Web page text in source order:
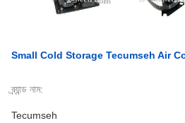
Small Cold Storage Tecumseh Air
ব্র্যান্ড নাম:
Tecumseh